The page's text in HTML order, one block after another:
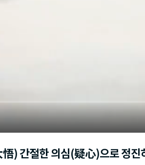
) 간절한 의심(疑心)으로 정진